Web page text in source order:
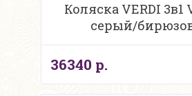
Коляска VERDI 3в1
серый/
36340 р.